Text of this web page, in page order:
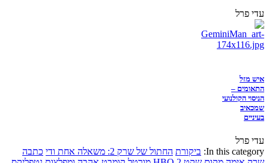
עדי פרל
איש מזל
התאומים –
הניסוי הקולנועי
שמכאיב
בעיניים
עדי פרל
In this category: ביקורת החתול של שרק 2: משאלה אחת ודי
כתבה